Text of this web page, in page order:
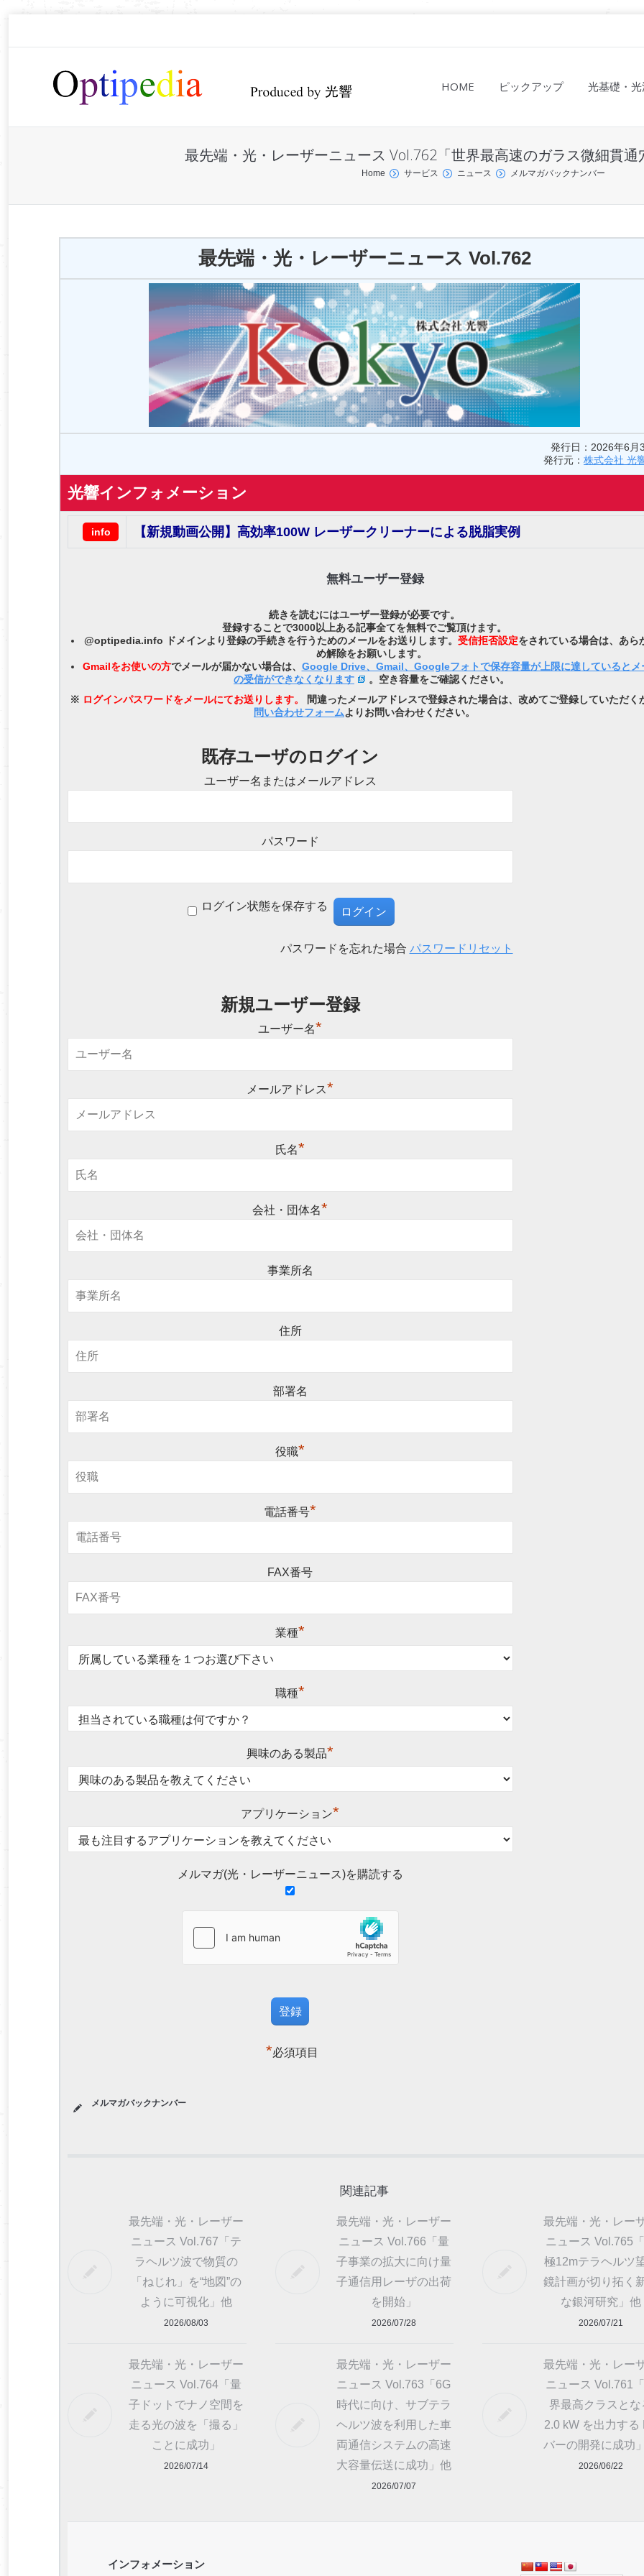
HOME ピックアップ 光基礎・
最先端・光・レーザーニュース Vol.762「世界最高速のガラス微細貫
Home サービス ニュース メルマガバックナンバー
最先端・光・レーザーニュース Vol.762
発行日：2026年6月
発行元： 株式会社 光
光響インフォメーション
info 【新規動画公開】高効率100W レーザークリーナーによる脱脂実例
無料ユーザー登録
続きを読むにはユーザー登録が必要です。
登録することで3000以上ある記事全てを無料でご覧頂けます。
@optipedia.info ドメインより登録の手続きを行うためのメールをお送りします。 受信拒否設定をされている場合は、あら
め解除をお願いします。
Gmailをお使いの方でメールが届かない場合は、 Google Drive、Gmail、Googleフォトで保存容量が上限に達しているとメ
の受信ができなくなります
。空き容量をご確認ください。
※ ログインパスワードをメールにてお送りします。 間違ったメールアドレスで登録された場合は、改めてご登録していただく
問い合わせフォームよりお問い合わせください。
既存ユーザのログイン
ユーザー名またはメールアドレス
パスワード
ログイン状態を保存する
パスワードを忘れた場合 パスワードリセット
新規ユーザー登録
ユーザー名*
メールアドレス*
氏名*
会社・団体名*
事業所名
住所
部署名
役職*
電話番号*
FAX番号
業種*
職種*
興味のある製品*
アプリケーション*
メルマガ(光・レーザーニュース)を購読する
*必須項目
メルマガバックナンバー
関連記事
最先端・光・レーザー
ニュース Vol.767「テ
ラヘルツ波で物質の
「ねじれ」を“地図”の
ように可視化」他
2026/08/03
最先端・光・レーザー
ニュース Vol.766「量
子事業の拡大に向け量
子通信用レーザの出荷
を開始」
2026/07/28
最先端・光・レー
ニュース Vol.765
極12mテラヘルツ
鏡計画が切り拓く
な銀河研究」他
2026/07/21
最先端・光・レーザー
ニュース Vol.764「量
子ドットでナノ空間を
走る光の波を「撮る」
ことに成功」
2026/07/14
最先端・光・レーザー
ニュース Vol.763「6G
時代に向け、サブテラ
ヘルツ波を利用した車
両通信システムの高速
大容量伝送に成功」他
2026/07/07
最先端・光・レー
ニュース Vol.761
界最高クラスとな
2.0 kW を出力する
バーの開発に成功
2026/06/22
インフォメーション